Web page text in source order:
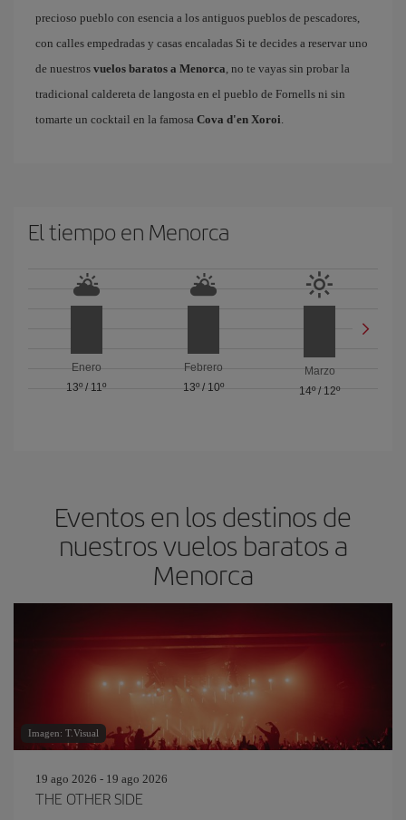
precioso pueblo con esencia a los antiguos pueblos de pescadores,
con calles empedradas y casas encaladas Si te decides a reservar uno
de nuestros vuelos baratos a Menorca, no te vayas sin probar la
tradicional caldereta de langosta en el pueblo de Fornells ni sin
tomarte un cocktail en la famosa Cova d'en Xoroi.
El tiempo en Menorca
Enero
13º / 11º
Febrero
13º/ 10º
Marzo
14º/ 12º
Eventos en los destinos de
nuestros vuelos baratos a
Menorca
Imagen: T.Visual
19 ago 2026 - 19 ago 2026
THE OTHER SIDE